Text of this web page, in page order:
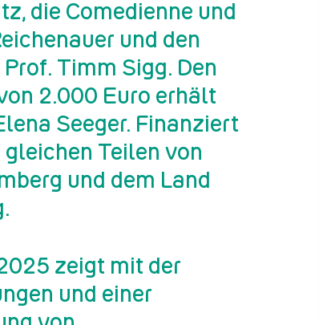
die Comedienne und
und den
Timm Sigg. Den
2.000 Euro erhält
Seeger. Finanziert
Teilen von
und dem Land
zeigt mit der
und einer